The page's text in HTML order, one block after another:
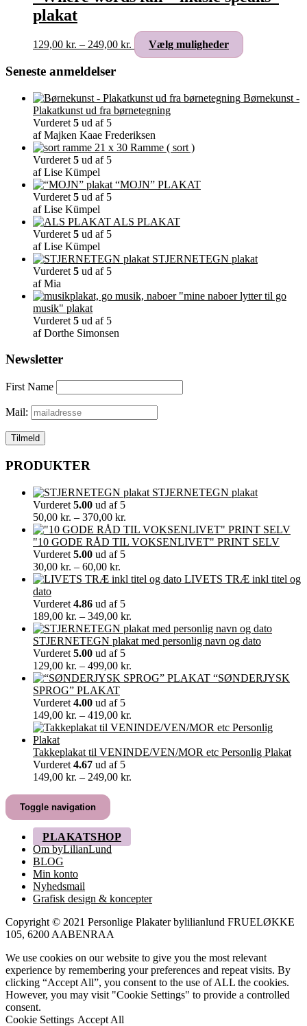
Mulighederne
vælges
på
varesiden
plakat
129,00 kr. – 249,00 kr. Prisinterval:
129,00 kr.
Vælg muligheder
vare
varianter.
Mulighederne
Seneste anmeldelser
Børnekunst -
Plakatkunst ud fra børnetegning
Vurderet 5 ud af 5
af Majken Kaae Frederiksen
Ramme ( sort )
Vurderet 5 ud af 5
af Lise Kümpel
“MOJN” PLAKAT
Vurderet 5 ud af 5
af Lise Kümpel
ALS PLAKAT
Vurderet 5 ud af 5
af Lise Kümpel
STJERNETEGN plakat
Vurderet 5 ud af 5
af Mia
"mine naboer lytter til go
musik" plakat
Vurderet 5 ud af 5
af Dorthe Simonsen
Newsletter
First Name
Mail:
PRODUKTER
STJERNETEGN plakat
Vurderet 5.00 ud af 5
50,00 kr. – 370,00 kr.
50,00 kr.
til
"10 GODE RÅD TIL VOKSENLIVET" PRINT SELV
Vurderet 5.00 ud af 5
30,00 kr. – 60,00 kr.
30,00 kr.
60,00 kr.
LIVETS TRÆ inkl titel og
dato
Vurderet 4.86 ud af 5
189,00 kr. – 349,00 kr.
189,00 kr.
til
STJERNETEGN plakat med personlig navn og dato
Vurderet 5.00 ud af 5
129,00 kr. – 499,00 kr.
129,00 kr.
“SØNDERJYSK
SPROG” PLAKAT
Vurderet 4.00 ud af 5
149,00 kr. – 419,00 kr.
149,00 kr.
419,00 kr.
Takkeplakat til VENINDE/VEN/MOR etc Personlig Plakat
Vurderet 4.67 ud af 5
149,00 kr. – 249,00 kr.
Toggle navigation
PLAKATSHOP
Om byLilianLund
BLOG
Min konto
Nyhedsmail
Grafisk design & koncepter
Copyright © 2021 Personlige Plakater bylilianlund FRUELØKKE
105, 6200 AABENRAA
We use cookies on our website to give you the most relevant
experience by remembering your preferences and repeat visits. By
clicking “Accept All”, you consent to the use of ALL the cookies.
However, you may visit "Cookie Settings" to provide a controlled
consent.
Cookie Settings Accept All